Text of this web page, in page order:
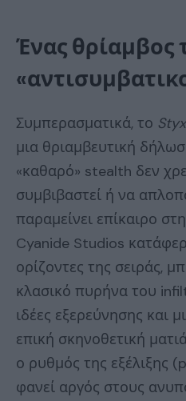
Ένας θρίαμβος
Συμπερασματικά, το Styx
μια θριαμβευτική
«καθαρό» stealth δεν
συμβιβαστεί ή να
παραμείνει επίκαιρο
Cyanide Studios
ορίζοντες της σειράς,
κλασικό πυρήνα του
ιδέες εξερεύνησης και
επική σκηνοθετική
ο ρυθμός της εξέλιξης
φανεί αργός στους